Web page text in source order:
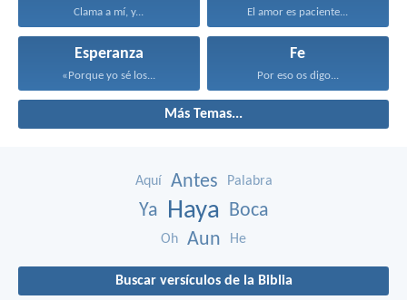
Clama a mí, y... El amor es paciente...
Esperanza
«Porque yo sé los...
Fe
Por eso os digo...
Más Temas...
Aquí Antes Palabra
Ya Haya Boca
Oh Aun He
Buscar versículos de la Biblia